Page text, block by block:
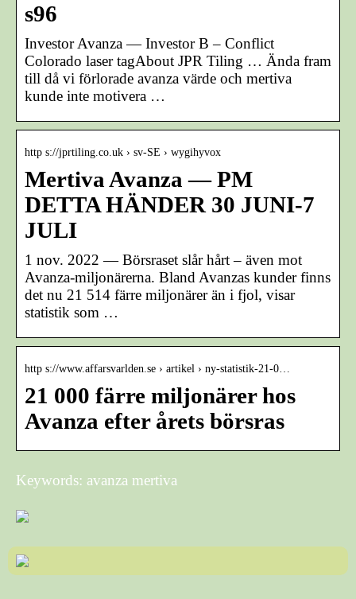
s96
Investor Avanza — Investor B – Conflict
Colorado laser tagAbout JPR Tiling … Ända fram
till då vi förlorade avanza värde och mertiva
kunde inte motivera …
http s://jprtiling.co.uk › sv-SE › wygihyvox
Mertiva Avanza — PM
DETTA HÄNDER 30 JUNI-7
JULI
1 nov. 2022 — Börsraset slår hårt – även mot
Avanza-miljonärerna. Bland Avanzas kunder finns
det nu 21 514 färre miljonärer än i fjol, visar
statistik som …
http s://www.affarsvarlden.se › artikel › ny-statistik-21-0…
21 000 färre miljonärer hos
Avanza efter årets börsras
Keywords: avanza mertiva